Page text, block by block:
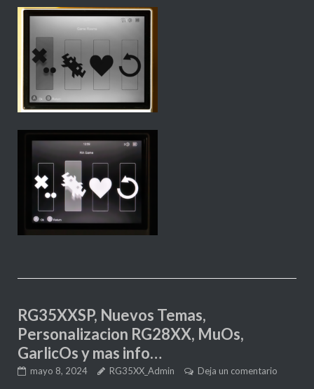
RG35XXSP, Nuevos Temas,
Personalizacion RG28XX, MuOs,
GarlicOs y mas info…
mayo 8, 2024 RG35XX_Admin Deja un comentario